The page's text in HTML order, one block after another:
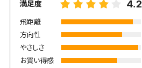
満足度 4.2
飛距離
方向性
やさしさ
お買い得感